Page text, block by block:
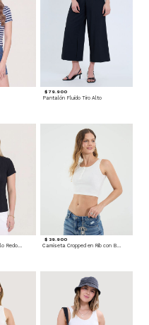
$ 79.900
Pantalón Fluido Tiro Alto
Camiseta Básica Cuello Redondo
$ 39.900
Camiseta Cropped en Rib con Botones